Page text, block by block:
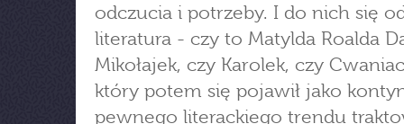
odczucia i potrzeby. I do nich się
literatura - czy to Matylda Roalda
Mikołajek, czy Karolek, czy
który potem się pojawił jako
pewnego literackiego trendu